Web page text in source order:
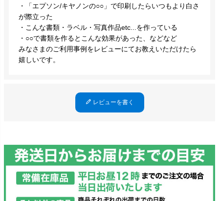
・「エプソン/キヤノンの○○」で印刷したらいつもより白さ
が際立った
・こんな書類・ラベル・写真作品etc...を作っている
・○○で書類を作るとこんな効果があった、などなど
みなさまのご利用事例をレビューにてお教えいただけたら
嬉しいです。
レビューを書く